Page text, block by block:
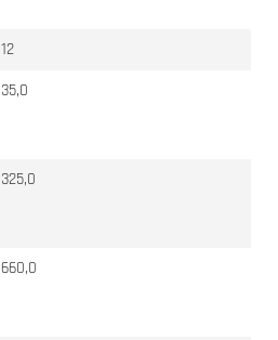
12
35,0
325,0
660,0